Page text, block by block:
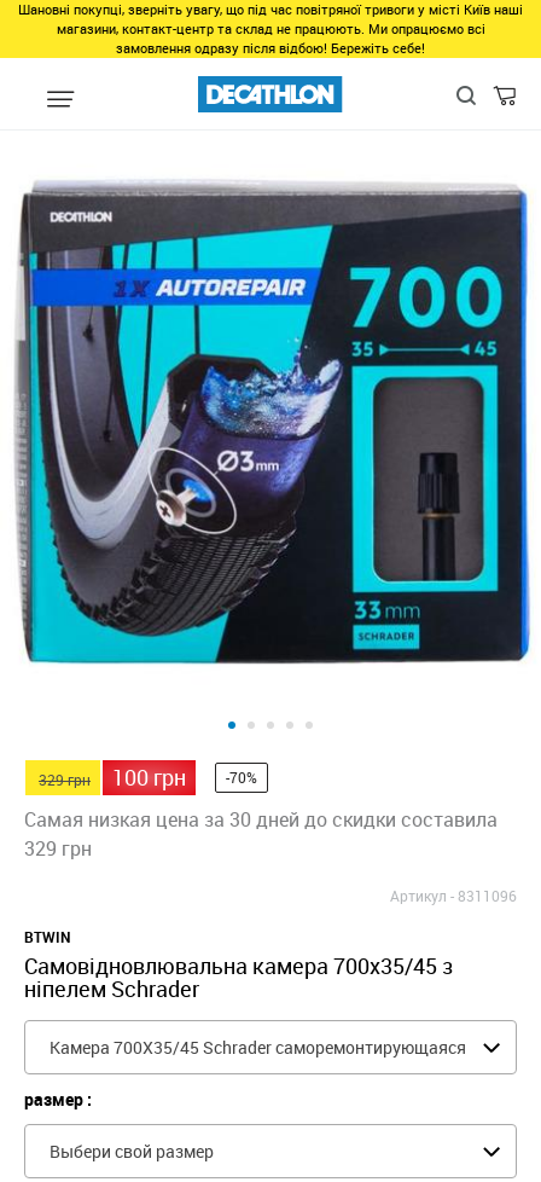
Шановні покупці, зверніть увагу, що під час повітряної тривоги у місті Київ наші
магазини, контакт-центр та склад не працюють. Ми опрацюємо всі
замовлення одразу після відбою! Бережіть себе!
Виды спорта Велоспорт Запчасти Камеры для
329 грн 100 грн -70%
Самая низкая цена за 30 дней до скидки составила
329 грн
Артикул -8311096
BTWIN
Самовідновлювальна камера 700x35/45 з
ніпелем Schrader
Камера 700X35/45 Schrader саморемонтирующаяся
размер :
Выбери свой размер